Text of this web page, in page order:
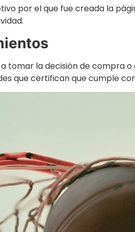
por el que fue creada la
tomar la decisión de compra
que certifican que cumple